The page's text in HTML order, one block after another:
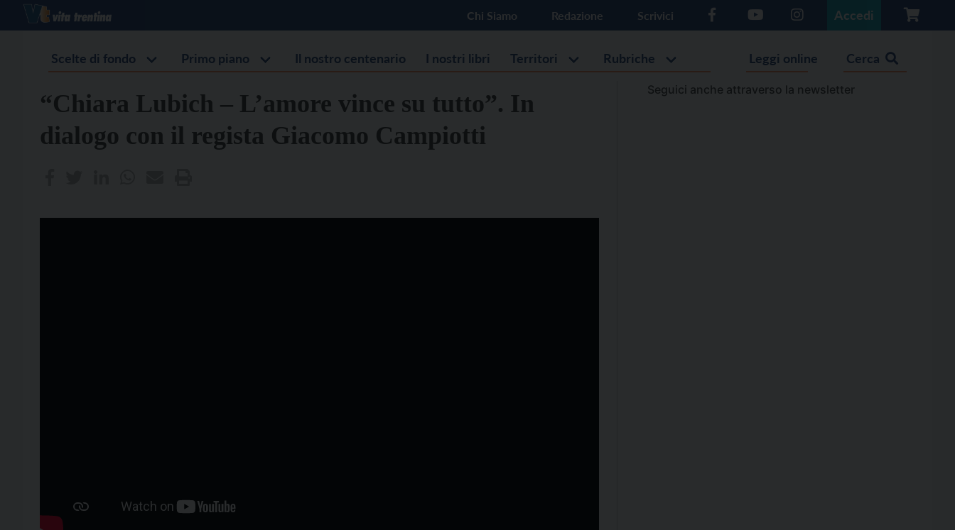
Chi Siamo Redazione Scrivici Accedi
Scelte di fondo Primo piano Il nostro centenario I nostri libri Territori Rubriche Leggi online Cerca
“Chiara Lubich – L’amore vince su tutto”. In
dialogo con il regista Giacomo Campiotti
Seguici anche attraverso la newsletter